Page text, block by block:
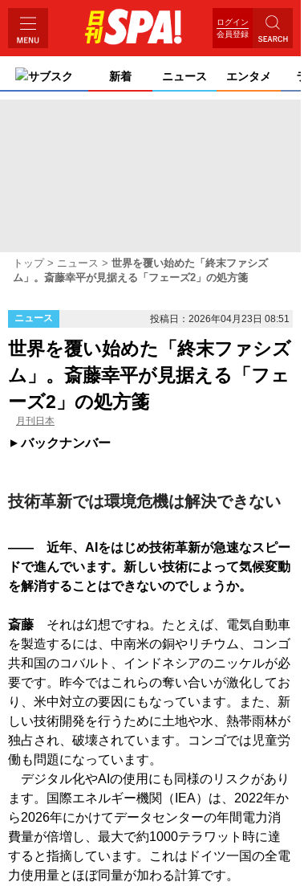
ログイン
会員登録
サブスク 新着 ニュース エンタメ
トップ ニュース
世界を覆い始めた「終末ファシズ
ム」。斎藤幸平が見据える「フェーズ2」の処方箋
ニュース 投稿日：2026年04月23日 08:51
世界を覆い始めた「終末ファシズ
ム」。斎藤幸平が見据える「フェ
ーズ2」の処方箋
月刊日本
バックナンバー
技術革新では環境危機は解決できない
―― 近年、AIをはじめ技術革新が急速なスピー
ドで進んでいます。新しい技術によって気候変動
を解消することはできないのでしょうか。
斎藤 それは幻想ですね。たとえば、電気自動車
を製造するには、中南米の銅やリチウム、コンゴ
共和国のコバルト、インドネシアのニッケルが必
要です。昨今ではこれらの奪い合いが激化してお
り、米中対立の要因にもなっています。また、新
しい技術開発を行うために土地や水、熱帯雨林が
独占され、破壊されています。コンゴでは児童労
働も問題になっています。
デジタル化やAIの使用にも同様のリスクがあり
ます。国際エネルギー機関（IEA）は、2022年か
ら2026年にかけてデータセンターの年間電力消
費量が倍増し、最大で約1000テラワット時に達
すると指摘しています。これはドイツ一国の全電
力使用量とほぼ同量が加わる計算です。